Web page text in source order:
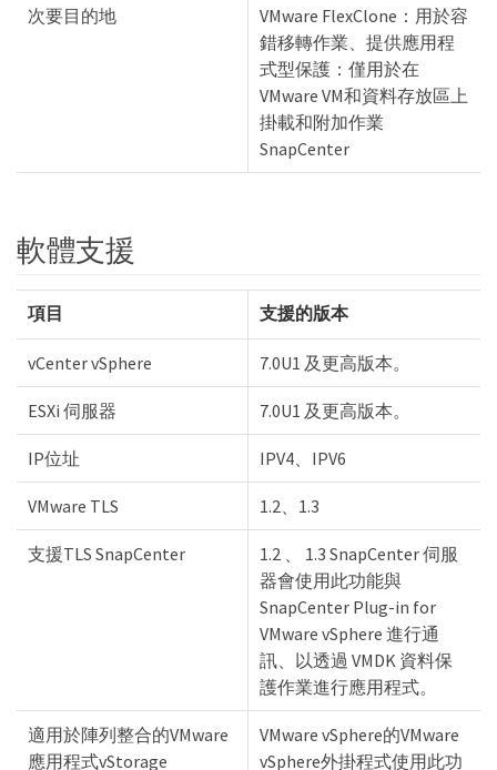
次要目的地
VMware FlexClone：用於容
錯移轉作業、提供應用程
式型保護：僅用於在
VMware VM和資料存放區上
掛載和附加作業
SnapCenter
軟體支援
項目 支援的版本
vCenter vSphere 7.0U1 及更高版本。
ESXi 伺服器 7.0U1 及更高版本。
IP位址 IPV4、IPV6
VMware TLS 1.2、1.3
支援TLS SnapCenter
1.2 、 1.3 SnapCenter 伺服
器會使用此功能與
SnapCenter Plug-in for
VMware vSphere 進行通
訊、以透過 VMDK 資料保
護作業進行應用程式。
適用於陣列整合的VMware
應用程式vStorage
VMware vSphere的VMware
vSphere外掛程式使用此功